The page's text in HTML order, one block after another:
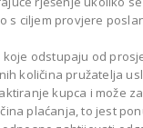
s ciljem provjere
koje odstupaju od
količina pružatelja
kupca i može
plaćanja, to jest